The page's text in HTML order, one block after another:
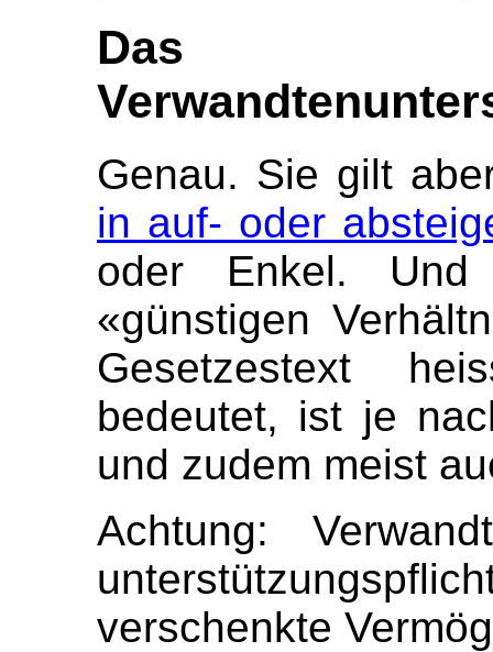
Das
Genau. Sie gilt
in auf- oder
oder Enkel.
«günstigen
Gesetzestext
bedeutet, ist je
und zudem meist
Achtung:
verschenkte